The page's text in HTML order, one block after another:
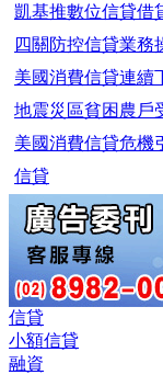
凱基推數位信貸借
四關防控信貸業務
美國消費信貸連續
地震災區貧困農戶
美國消費信貸危機
信貸
信貸
小額信貸
融資